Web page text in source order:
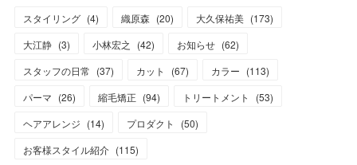
スタイリング (4) 織原森 (20) 大久保祐美 (173)
大江静 (3) 小林宏之 (42) お知らせ (62)
スタッフの日常 (37) カット (67) カラー (113)
パーマ (26) 縮毛矯正 (94) トリートメント (53)
ヘアアレンジ (14) プロダクト (50)
お客様スタイル紹介 (115)